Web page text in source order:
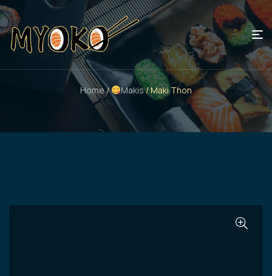
Home/ Makis/ Maki Thon